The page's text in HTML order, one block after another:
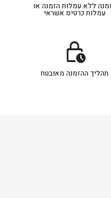
ללא עמלות הזמנה או
עמלות כרטיס אשראי
lock_clock
תהליך ההזמנה מאובטח